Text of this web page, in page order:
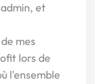
et
mes
lors de
l'ensemble